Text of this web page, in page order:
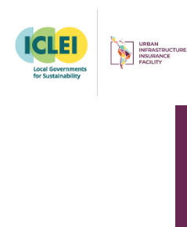
English
Português